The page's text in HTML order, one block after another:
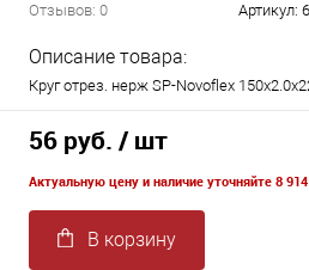
Отзывов: 0 Артикул:
Описание товара:
Круг отрез. нерж SP-Novoflex
56 руб. / шт
Актуальную цену и наличие уточняйте 8
В корзину